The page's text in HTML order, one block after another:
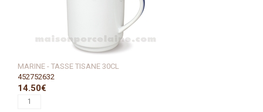
MARINE - TASSE TISANE 30CL
452752632
14.50€